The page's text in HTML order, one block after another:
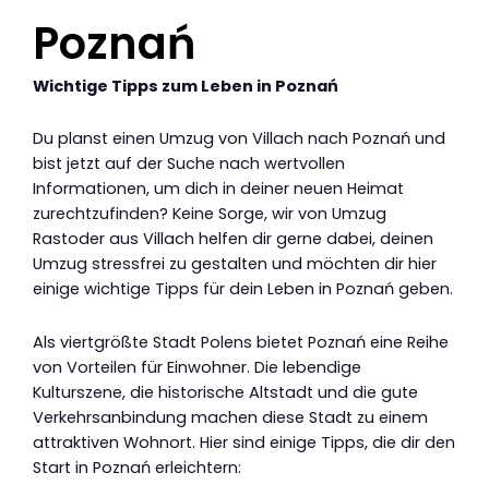
Poznań
Wichtige Tipps zum Leben in Poznań
Du planst einen Umzug von Villach nach Poznań und
bist jetzt auf der Suche nach wertvollen
Informationen, um dich in deiner neuen Heimat
zurechtzufinden? Keine Sorge, wir von Umzug
Rastoder aus Villach helfen dir gerne dabei, deinen
Umzug stressfrei zu gestalten und möchten dir hier
einige wichtige Tipps für dein Leben in Poznań geben.
Als viertgrößte Stadt Polens bietet Poznań eine Reihe
von Vorteilen für Einwohner. Die lebendige
Kulturszene, die historische Altstadt und die gute
Verkehrsanbindung machen diese Stadt zu einem
attraktiven Wohnort. Hier sind einige Tipps, die dir den
Start in Poznań erleichtern: